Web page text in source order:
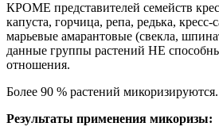
КРОМЕ представителей семейств
капуста, горчица, репа, редька, кресс-
марьевые амарантовые (свекла,
данные группы растений НЕ
отношения.
Более 90 % растений микоризируются.
Результаты применения микоризы: